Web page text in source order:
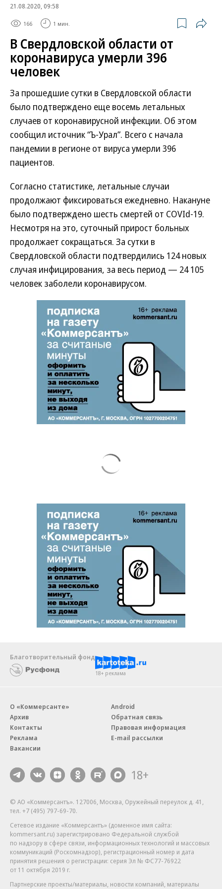
21.08.2020, 09:58
166 1 мин.
В Свердловской области от
коронавируса умерли 396
человек
За прошедшие сутки в Свердловской области
было подтверждено еще восемь летальных
случаев от коронавирусной инфекции. Об этом
сообщил источник “Ъ-Урал”. Всего с начала
пандемии в регионе от вируса умерли 396
пациентов.
Согласно статистике, летальные случаи
продолжают фиксироваться ежедневно. Накануне
было подтверждено шесть смертей от COVId-19.
Несмотря на это, суточный прирост больных
продолжает сокращаться. За сутки в
Свердловской области подтвердились 124 новых
случая инфицирования, за весь период — 24 105
человек заболели коронавирусом.
Благотворительный фонд
18+ реклама
О «Коммерсанте»
Архив
Контакты
Реклама
Вакансии
Android
Обратная связь
Правовая информация
E-mail рассылки
18+
© АО «Коммерсантъ». 127006, Москва, Оружейный переулок д. 41,
тел. +7 (495) 797-69-70.
Сетевое издание «Коммерсантъ» (доменное имя сайта:
kommersant.ru) зарегистрировано Федеральной службой
по надзору в сфере связи, информационных технологий и массовых
коммуникаций (Роскомнадзор), регистрационный номер и дата
принятия решения о регистрации: серия Эл № ФС77-76922
от 11 октября 2019 г.
Партнерские проекты/материалы, новости компаний, материалы